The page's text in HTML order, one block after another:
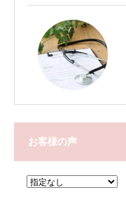
お客様の声